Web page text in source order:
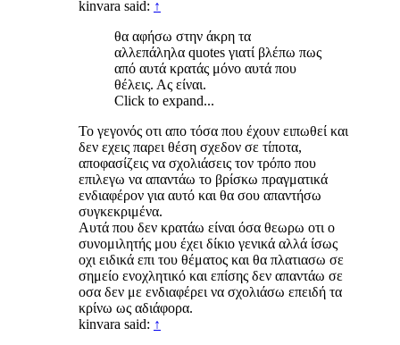
kinvara said: ↑
θα αφήσω στην άκρη τα
αλλεπάληλα quotes γιατί βλέπω πως
από αυτά κρατάς μόνο αυτά που
θέλεις. Ας είναι.
Click to expand...
Το γεγονός οτι απο τόσα που έχουν ειπωθεί και
δεν εχεις παρει θέση σχεδον σε τίποτα,
αποφασίζεις να σχολιάσεις τον τρόπο που
επιλεγω να απαντάω το βρίσκω πραγματικά
ενδιαφέρον για αυτό και θα σου απαντήσω
συγκεκριμένα.
Αυτά που δεν κρατάω είναι όσα θεωρω οτι ο
συνομιλητής μου έχει δίκιο γενικά αλλά ίσως
οχι ειδικά επι του θέματος και θα πλατιασω σε
σημείο ενοχλητικό και επίσης δεν απαντάω σε
οσα δεν με ενδιαφέρει να σχολιάσω επειδή τα
κρίνω ως αδιάφορα.
kinvara said: ↑